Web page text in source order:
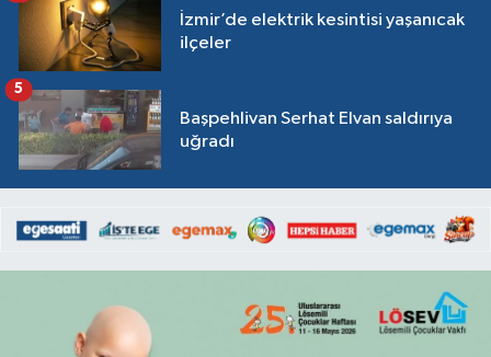
İzmir’de elektrik kesintisi yaşanıcak
ilçeler
Başpehlivan Serhat Elvan saldırıya
uğradı
5